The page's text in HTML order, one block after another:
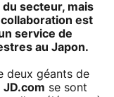
secteur, mais
est
service de
au Japon.
deux géants de
JD.com se sont